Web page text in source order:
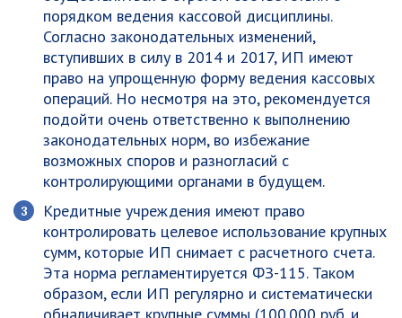
порядком ведения кассовой дисциплины.
Согласно законодательных изменений,
вступивших в силу в 2014 и 2017, ИП имеют
право на упрощенную форму ведения кассовых
операций. Но несмотря на это, рекомендуется
подойти очень ответственно к выполнению
законодательных норм, во избежание
возможных споров и разногласий с
контролирующими органами в будущем.
Кредитные учреждения имеют право
контролировать целевое использование крупных
сумм, которые ИП снимает с расчетного счета.
Эта норма регламентируется ФЗ-115. Таком
образом, если ИП регулярно и систематически